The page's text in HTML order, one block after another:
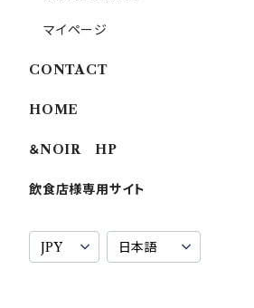
マイページ
CONTACT
HOME
＆NOIR HP
飲食店様専用サイト